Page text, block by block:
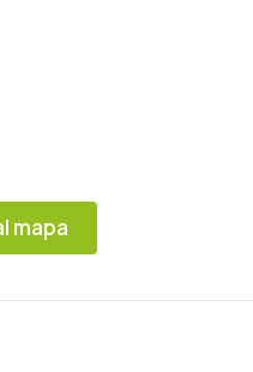
mapa